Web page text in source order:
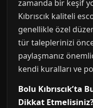
zamanda bir keşif
Kıbrıscık kaliteli
genellikle özel
tür taleplerinizi
paylaşmanız
kendi kuralları ve
Bolu Kıbrıscık’ta
Dikkat